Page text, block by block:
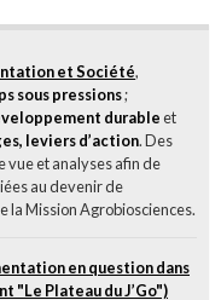
et Société,
sous pressions;
durableet
leviers d’action. Des
vue et analyses afin de
au devenir de
la Mission Agrobiosciences.
en question dans
"Le Plateau du J’Go")